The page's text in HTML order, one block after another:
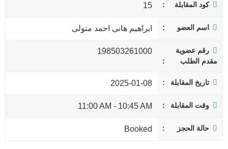
كود المقابلة 15
اسم العضو ابراهيم هانى احمد متولى
رقم عضوية
مقدم الطلب
198503261000
تاريخ المقابلة 2025-01-08
وقت المقابلة 10:45 AM
-
11:00 AM
حالة الحجز Booked